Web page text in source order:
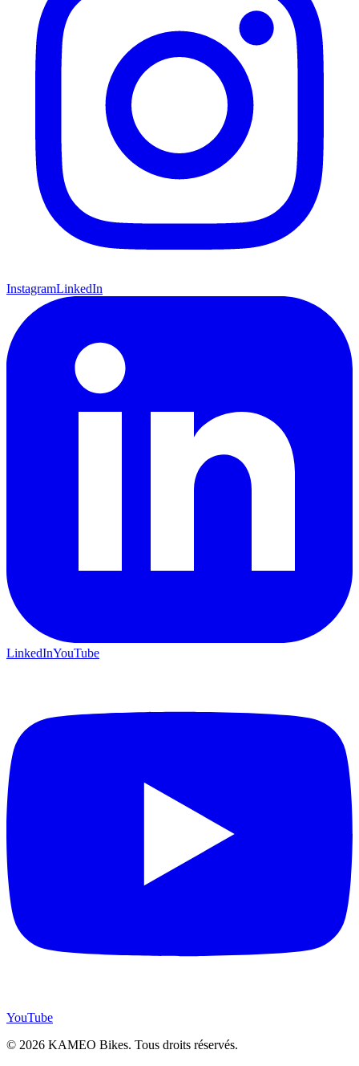
InstagramLinkedIn
LinkedInYouTube
YouTube
© 2026 KAMEO Bikes. Tous droits réservés.